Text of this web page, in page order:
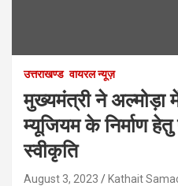
उत्तराखण्ड वायरल न्यूज़
मुख्यमंत्री ने अल्मोड़ा
म्यूजियम के निर्माण हेतु
स्वीकृति
August 3, 2023 Kathait